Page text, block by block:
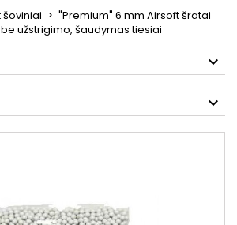
šoviniai
"Premium" 6 mm Airsoft šratai
be užstrigimo, šaudymas tiesiai